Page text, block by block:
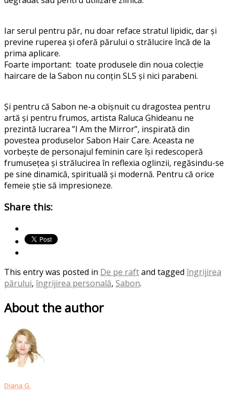
Iar serul pentru păr, nu doar reface stratul lipidic, dar și
previne ruperea și oferă părului o strălucire încă de la
prima aplicare.
Foarte important: toate produsele din noua colecție
haircare de la Sabon nu conțin SLS și nici parabeni.
Și pentru că Sabon ne-a obișnuit cu dragostea pentru
artă și pentru frumos, artista Raluca Ghideanu ne
prezintă lucrarea ”I Am the Mirror”, inspirată din
povestea produselor Sabon Hair Care. Aceasta ne
vorbește de personajul feminin care își redescoperă
frumusețea și strălucirea în reflexia oglinzii, regăsindu-se
pe sine dinamică, spirituală și modernă. Pentru că orice
femeie știe să impresioneze.
Share this:
This entry was posted in De pe raftand tagged îngrijirea
părului, îngrijirea personală, Sabon.
About the author
Diana G.